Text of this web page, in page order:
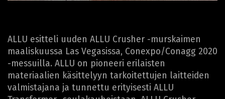
ALLU esitteli uuden ALLU Crusher -murskaimen
maaliskuussa Las Vegasissa, Conexpo/Conagg 2020
-messuilla. ALLU on pioneeri erilaisten
materiaalien käsittelyyn tarkoitettujen laitteiden
valmistajana ja tunnettu erityisesti ALLU